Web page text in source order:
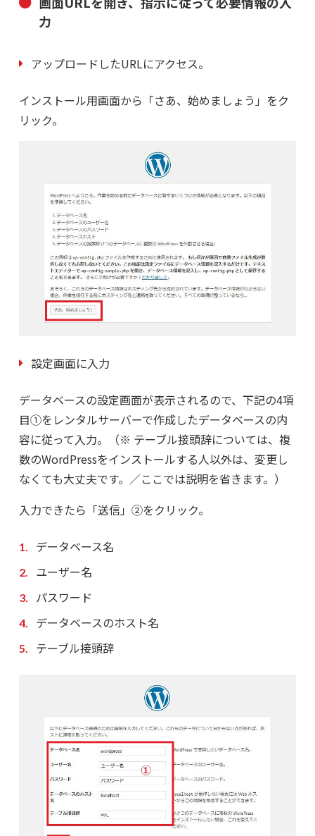
力
アップロードしたURLにアクセス。
インストール用画面から「さあ、始めましょう」をク
リック。
設定画面に入力
データベースの設定画面が表示されるので、下記の4項
目①をレンタルサーバーで作成したデータベースの内
容に従って入力。（※ テーブル接頭辞については、複
数のWordPressをインストールする人以外は、変更し
なくても大丈夫です。／ここでは説明を省きます。）
入力できたら「送信」②をクリック。
データベース名
ユーザー名
パスワード
データベースのホスト名
テーブル接頭辞